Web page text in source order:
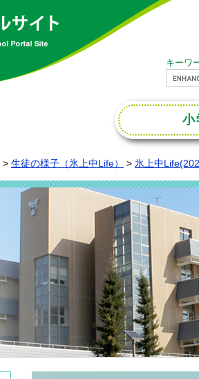
キーワ
小
> 生徒の様子（氷上中Life） > 氷上中